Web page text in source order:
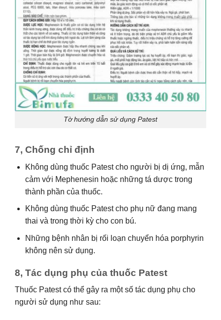
Tờ hướng dẫn sử dụng Patest
7, Chống chỉ định
Không dùng thuốc Patest cho người bị dị ứng, mẫn
cảm với Mephenesin hoặc những tá dược trong
thành phần của thuốc.
Không dùng thuốc Patest cho phụ nữ đang mang
thai và trong thời kỳ cho con bú.
Những bệnh nhân bị rối loạn chuyển hóa porphyrin
không nên sử dụng.
8, Tác dụng phụ của thuốc Patest
Thuốc Patest có thể gây ra một số tác dụng phụ cho
người sử dụng như sau: